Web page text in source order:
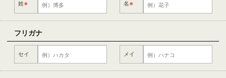
姓※ 名※
フリガナ
セイ メイ